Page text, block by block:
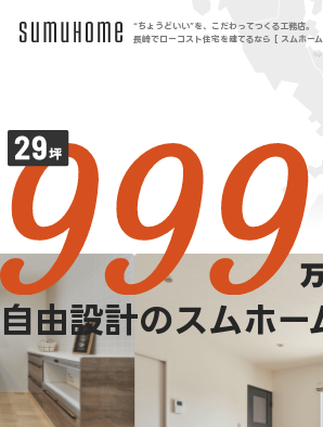
“ちょうどいい”を、こだわってつくる工務店。
長崎でローコスト住宅を建てるなら [ スムホーム
自由設計のスムホー